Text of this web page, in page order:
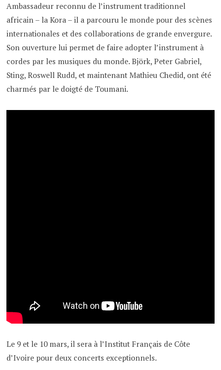
Ambassadeur reconnu de l’instrument traditionnel
africain – la Kora – il a parcouru le monde pour des scènes
internationales et des collaborations de grande envergure.
Son ouverture lui permet de faire adopter l’instrument à
cordes par les musiques du monde. Björk, Peter Gabriel,
Sting, Roswell Rudd, et maintenant Mathieu Chedid, ont été
charmés par le doigté de Toumani.
Le 9 et le 10 mars, il sera à l’Institut Français de Côte
d’Ivoire pour deux concerts exceptionnels.